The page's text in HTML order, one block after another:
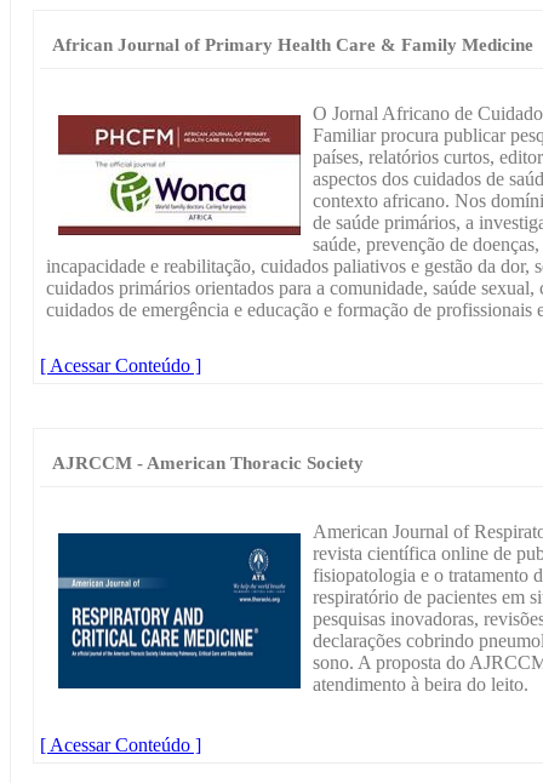
African Journal of Primary Health Care & Family Medicine
O Jornal Africano de
Familiar procura publicar
países, relatórios curtos,
aspectos dos cuidados de
contexto africano. Nos
de saúde primários, a
saúde, prevenção de
incapacidade e reabilitação, cuidados paliativos e gestão da dor,
cuidados primários orientados para a comunidade, saúde sexual,
cuidados de emergência e educação e formação de profissionais
[ Acessar Conteúdo ]
AJRCCM - American Thoracic Society
American Journal of
revista científica online de
fisiopatologia e o tratamento
respiratório de pacientes em
pesquisas inovadoras,
declarações cobrindo
sono. A proposta do
atendimento à beira do leito.
[ Acessar Conteúdo ]